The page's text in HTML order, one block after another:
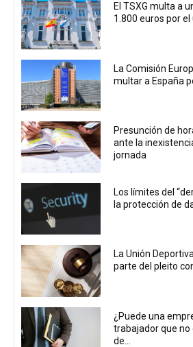
El TSXG multa a
1.800 euros por el
La Comisión
multar a España
Presunción de
ante la
jornada
Los límites del
la protección de
La Unión
parte del pleito
¿Puede una
trabajador que
de...